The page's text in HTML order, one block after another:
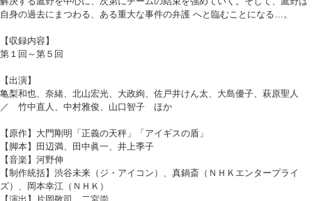
自身の過去にまつわる、ある重大な事件の弁護 へと臨むことになる…。
【収録内容】
第１回～第５回
【出演】
亀梨和也、奈緒、北山宏光、大政絢、佐戸井けん太、大島優子、萩原聖人
／ 竹中直人、中村雅俊、山口智子 ほか
【原作】大門剛明「正義の天秤」「アイギスの盾」
【脚本】田辺満、田中眞一、井上季子
【音楽】河野伸
【制作統括】渋谷未来（ジ・アイコン）、真鍋斎（ＮＨＫエンタープライ
ズ）、岡本幸江（ＮＨＫ）